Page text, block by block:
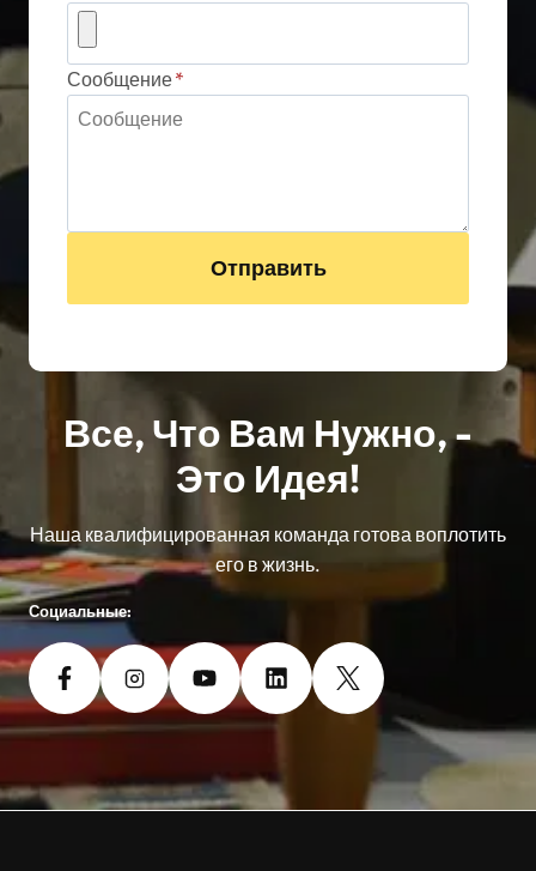
Сообщение*
Отправить
Все, Что Вам Нужно, -
Это Идея!
Наша квалифицированная команда готова воплотить
его в жизнь.
Социальные: